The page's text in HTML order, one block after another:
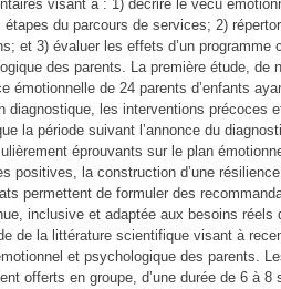
visant à : 1) décrire le vécu
étapes du parcours de services; 2)
et 3) évaluer les effets d’un programme
des parents. La première étude, de
émotionnelle de 24 parents d’enfants
diagnostique, les interventions précoces
la période suivant l’annonce du
éprouvants sur le plan
positives, la construction d’une
permettent de formuler des
inclusive et adaptée aux besoins
de la littérature scientifique visant à
et psychologique des parents.
offerts en groupe, d’une durée de 6 à